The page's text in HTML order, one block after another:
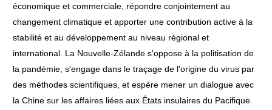
économique et commerciale, répondre conjointement au
changement climatique et apporter une contribution active à la
stabilité et au développement au niveau régional et
international. La Nouvelle-Zélande s'oppose à la politisation de
la pandémie, s'engage dans le traçage de l'origine du virus par
des méthodes scientifiques, et espère mener un dialogue avec
la Chine sur les affaires liées aux États insulaires du Pacifique.